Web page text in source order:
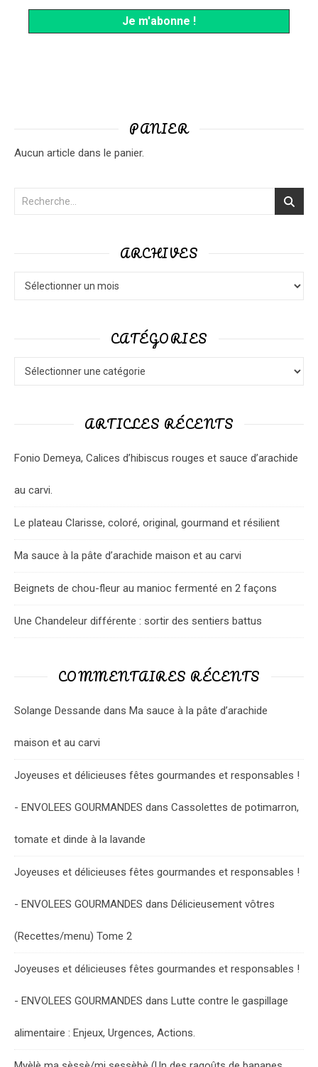
PANIER
Aucun article dans le panier.
ARCHIVES
CATÉGORIES
ARTICLES RÉCENTS
Fonio Demeya, Calices d’hibiscus rouges et sauce d’arachide
au carvi.
Le plateau Clarisse, coloré, original, gourmand et résilient
Ma sauce à la pâte d’arachide maison et au carvi
Beignets de chou-fleur au manioc fermenté en 2 façons
Une Chandeleur différente : sortir des sentiers battus
COMMENTAIRES RÉCENTS
Solange Dessande dans Ma sauce à la pâte d’arachide
maison et au carvi
Joyeuses et délicieuses fêtes gourmandes et responsables !
- ENVOLEES GOURMANDES dans Cassolettes de potimarron,
tomate et dinde à la lavande
Joyeuses et délicieuses fêtes gourmandes et responsables !
- ENVOLEES GOURMANDES dans Délicieusement vôtres
(Recettes/menu) Tome 2
Joyeuses et délicieuses fêtes gourmandes et responsables !
- ENVOLEES GOURMANDES dans Lutte contre le gaspillage
alimentaire : Enjeux, Urgences, Actions.